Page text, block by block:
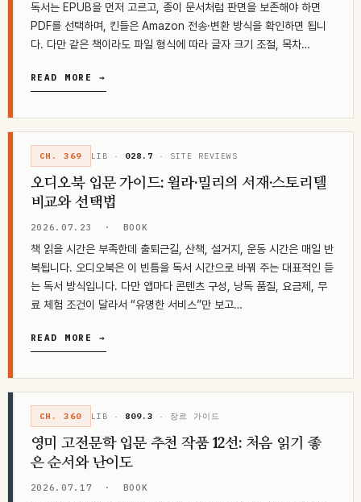
독서는 EPUB을 먼저 고르고, 종이 문서처럼 판면을 보존해야 하면
PDF를 선택하며, 킨들은 Amazon 전송·변환 방식을 확인하면 됩니
다. 다만 같은 책이라도 파일 형식에 따라 글자 크기 조절, 목차…
READ MORE →
CH. 369 LIB · 028.7 · SITE REVIEWS
오디오북 입문 가이드: 윌라·밀리의 서재·스토리텔
비교와 선택법
2026.07.23 · BOOK
책 읽을 시간은 부족한데 출퇴근길, 산책, 설거지, 운동 시간은 매일 반
복됩니다. 오디오북은 이 빈틈을 독서 시간으로 바꿔 주는 대표적인 듣
는 독서 방식입니다. 다만 앱마다 콘텐츠 구성, 낭독 품질, 요금제, 무
료 체험 조건이 달라서 “유명한 서비스”만 보고…
READ MORE →
CH. 360 LIB · 809.3 · 장르 가이드
영미 고전문학 입문 추천 작품 12선: 처음 읽기 좋
은 순서와 난이도
2026.07.17 · BOOK